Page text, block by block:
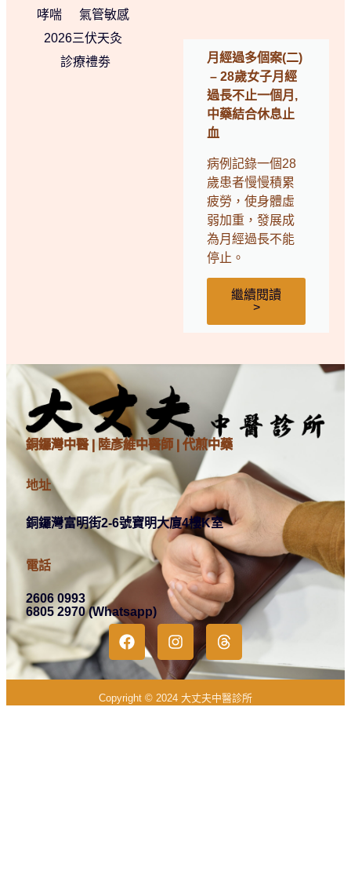
哮喘
氣管敏感
2026三伏天灸
診療禮劵
月經過多個案(二)
– 28歲女子月經
過長不止一個月,
中藥結合休息止
血
病例記錄一個28
歲患者慢慢積累
疲勞，使身體虛
弱加重，發展成
為月經過長不能
停止。
繼續閱讀
>
銅鑼灣中醫 | 陸彥維中醫師 | 代煎中藥
地址
銅鑼灣富明街2-6號寶明大廈4樓K室
電話
2606 0993
6805 2970 (Whatsapp)
Copyright © 2024 大丈夫中醫診所